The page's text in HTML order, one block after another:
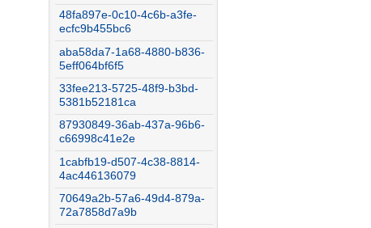
48fa897e-0c10-4c6b-a3fe-
ecfc9b455bc6
aba58da7-1a68-4880-b836-
5eff064bf6f5
33fee213-5725-48f9-b3bd-
5381b52181ca
87930849-36ab-437a-96b6-
c66998c41e2e
1cabfb19-d507-4c38-8814-
4ac446136079
70649a2b-57a6-49d4-879a-
72a7858d7a9b